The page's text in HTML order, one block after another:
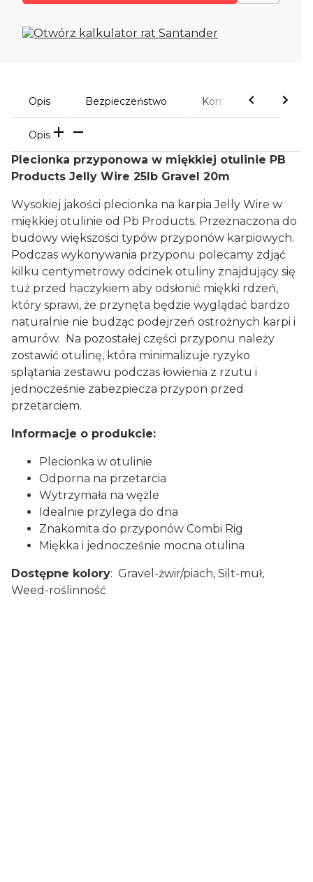
Opis Bezpieczeństwo Komentarze
Opis
Plecionka przyponowa w miękkiej otulinie PB
Products Jelly Wire 25lb Gravel 20m
Wysokiej jakości plecionka na karpia Jelly Wire w
miękkiej otulinie od Pb Products. Przeznaczona do
budowy większości typów przyponów karpiowych.
Podczas wykonywania przyponu polecamy zdjąć
kilku centymetrowy odcinek otuliny znajdujący się
tuż przed haczykiem aby odsłonić miękki rdzeń,
który sprawi, że przynęta będzie wyglądać bardzo
naturalnie nie budząc podejrzeń ostrożnych karpi i
amurów. Na pozostałej części przyponu należy
zostawić otulinę, która minimalizuje ryzyko
splątania zestawu podczas łowienia z rzutu i
jednocześnie zabezpiecza przypon przed
przetarciem.
Informacje o produkcie:
Plecionka w otulinie
Odporna na przetarcia
Wytrzymała na wężle
Idealnie przylega do dna
Znakomita do przyponów Combi Rig
Miękka i jednocześnie mocna otulina
Dostępne kolory: Gravel-żwir/piach, Silt-muł,
Weed-roślinność